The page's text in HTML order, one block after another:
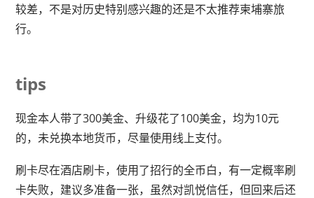
较差，不是对历史特别感兴趣的还是不太推荐柬埔寨旅
行。
tips
现金本人带了300美金、升级花了100美金，均为10元
的，未兑换本地货币，尽量使用线上支付。
刷卡尽在酒店刷卡，使用了招行的全币白，有一定概率刷
卡失败，建议多准备一张，虽然对凯悦信任，但回来后还